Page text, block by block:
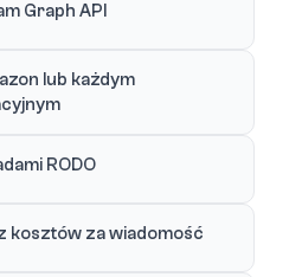
Graph API
lub każdym
RODO
kosztów za wiadomość